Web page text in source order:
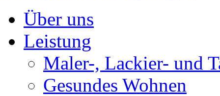
Über uns
Leistung
Maler-, Lackier- und
Gesundes Wohnen